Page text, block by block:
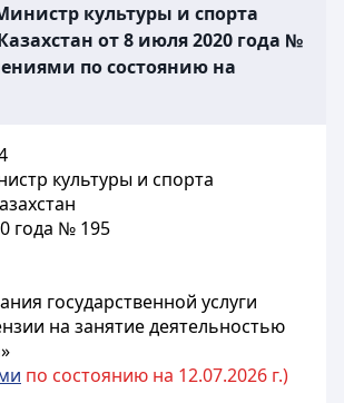
культуры и спорта
от 8 июля 2020 года №
по состоянию на
культуры и спорта
года № 195
государственной услуги
на занятие деятельностью
по состоянию на 12.07.2026 г.)